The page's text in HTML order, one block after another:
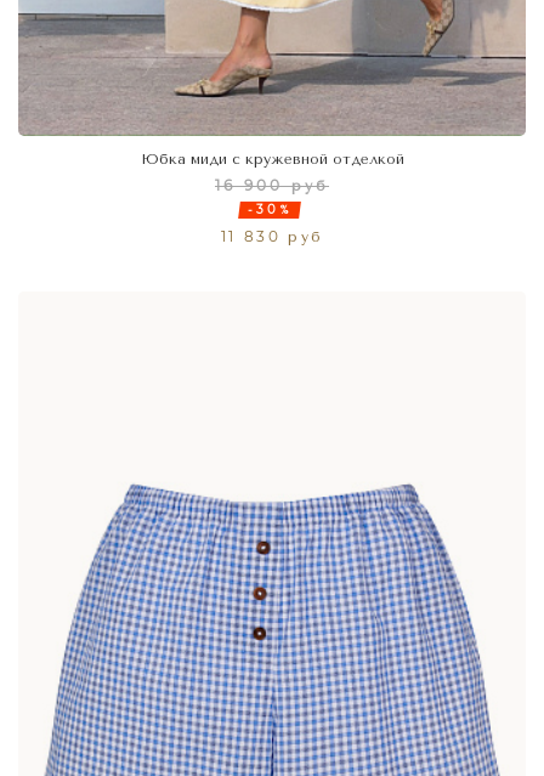
Юбка миди с кружевной отделкой
16 900 руб
-30%
11 830 руб